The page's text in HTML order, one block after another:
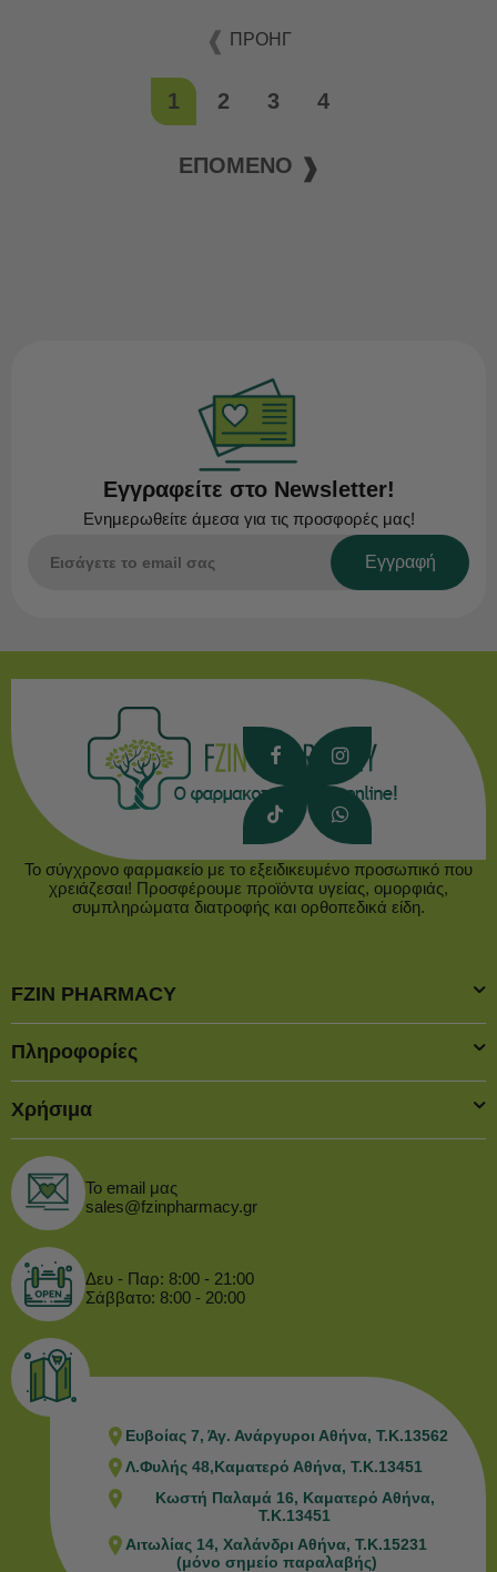
ΠΡΟΗΓ
1 2 3 4
ΕΠΌΜΕΝΟ
Εγγραφείτε στο Newsletter!
Ενημερωθείτε άμεσα για τις προσφορές μας!
Εγγραφή
Το σύγχρονο φαρμακείο με το εξειδικευμένο προσωπικό που
χρειάζεσαι! Προσφέρουμε προϊόντα υγείας, ομορφιάς,
συμπληρώματα διατροφής και ορθοπεδικά είδη.
FZIN PHARMACY
Πληροφορίες
Χρήσιμα
Το email μας
sales@fzinpharmacy.gr
Δευ - Παρ: 8:00 - 21:00
Σάββατο: 8:00 - 20:00
Ευβοίας 7, Άγ. Ανάργυροι Αθήνα, Τ.Κ.13562
Λ.Φυλής 48,Καματερό Αθήνα, Τ.Κ.13451
Κωστή Παλαμά 16, Καματερό Αθήνα,
Τ.Κ.13451
Αιτωλίας 14, Χαλάνδρι Αθήνα, Τ.Κ.15231
(μόνο σημείο παραλαβής)